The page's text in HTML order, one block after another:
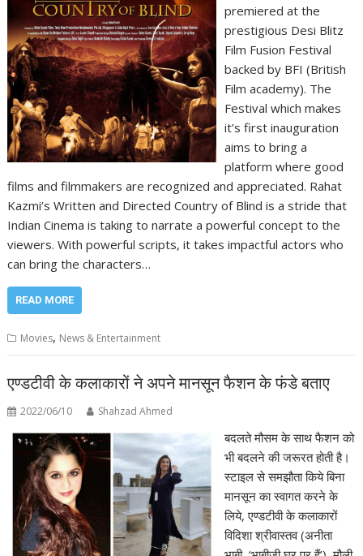
premiered at the
prestigious Desi Blitz
Film Fusion Festival
backed by BFI (British
Film academy). The
Festival which makes
it’s first inauguration
aims to bring a
platform where good
films and filmmakers are recognized and appreciated. Rahat
Kazmi’s Written and Directed Country of Blind is a stride that
Indian Cinema is taking to narrate a powerful concept to the
viewers. With powerful scripts, it takes impactful actors who
can bring the characters…
READ MORE
Movies, News & Entertainment
एण्डटीवी के कलाकारों ने अपने मानसून फैशन के फंडे बताए
2022/06/10 Shahzad Ahmed
बदलते मौसम के साथ फैशन को
भी बदलने की जरूरत होती है।
स्टाइल से समझौता किये बिना
मानसून का स्वागत करने के
लिये, एण्डटीवी के कलाकारों
विदिशा श्रीवास्तव (अनीता